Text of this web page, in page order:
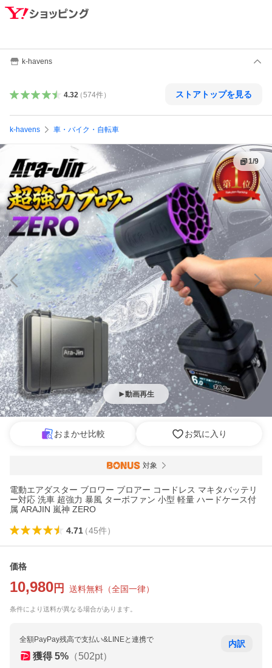
k-havens
4.32（574件） ストアトップを見る
k-havens 車・バイク・自転車
動画再生
1/9
おまかせ比較 お気に入り
対象
電動エアダスター ブロワー ブロアー コードレス マキタバッテリ
ー対応 洗車 超強力 暴風 ターボファン 小型 軽量 ハードケース付
属 ARAJIN 嵐神 ZERO
4.71（45件）
価格
10,980 円 送料無料 （全国一律）
条件により送料が異なる場合があります。
全額PayPay残高で支払い&LINEと連携で
獲得 5% （502pt）
内訳